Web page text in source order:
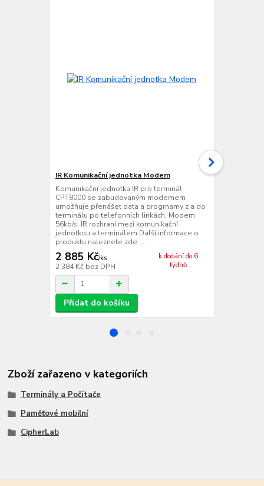
IR Komunikační jednotka Modem
Komunikační jednotka IR pro terminál
CPT8000 se zabudovaným modemem
umožňuje přenášet data a progrnamy z a do
terminálu po telefonních linkách, Modem
56kb/s, IR rozhraní mezi komunikační
jednotkou a terminálem Další informace o
produktu naleznete zde ....
2 885 Kč/ks
2 384 Kč bez DPH
k dodání do 6
týdnů
Přidat do košíku
Zboží zařazeno v kategoriích
Terminály a Počítače
Paměťové mobilní
CipherLab